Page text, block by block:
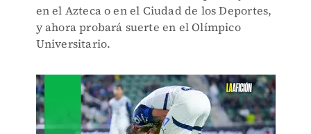
en el Azteca o en el Ciudad de los Deportes,
y ahora probará suerte en el Olímpico
Universitario.